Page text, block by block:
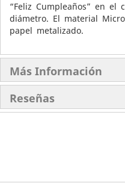
“Feliz Cumpleaños” en el
diámetro. El material
papel metalizado.
Más Información
Reseñas